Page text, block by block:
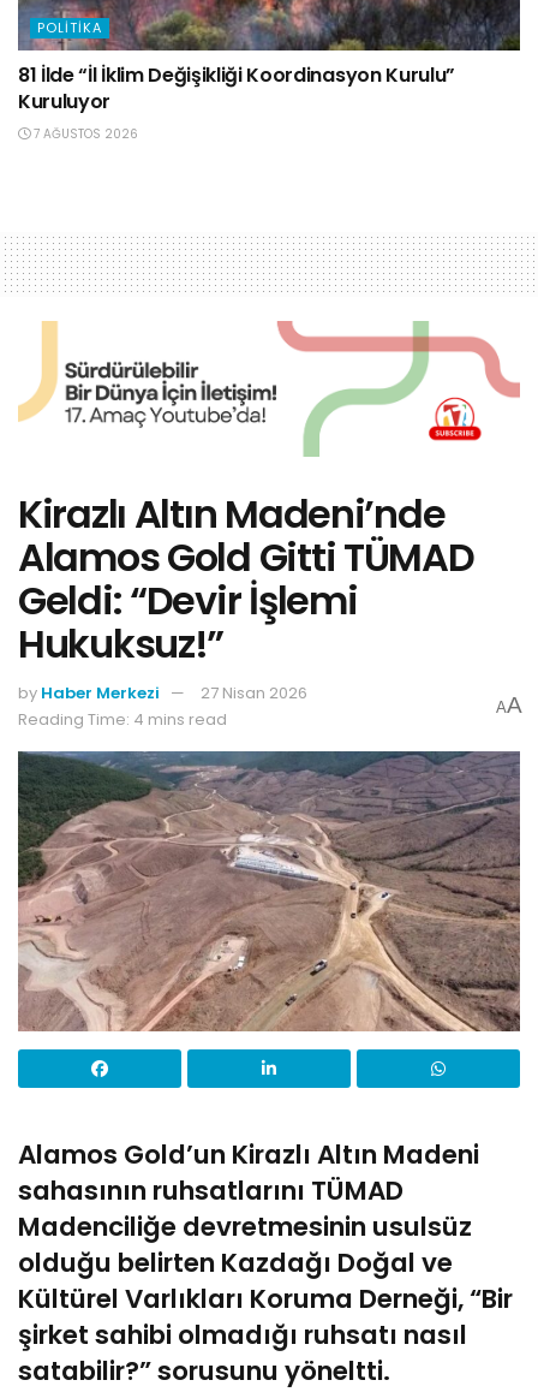
POLITIKA
81 İlde “İl İklim Değişikliği Koordinasyon Kurulu”
Kuruluyor
7 AĞUSTOS 2026
Kirazlı Altın Madeni’nde
Alamos Gold Gitti TÜMAD
Geldi: “Devir İşlemi
Hukuksuz!”
by Haber Merkezi
27 Nisan 2026
Reading Time: 4 mins read
AA
Alamos Gold’un Kirazlı Altın Madeni
sahasının ruhsatlarını TÜMAD
Madenciliğe devretmesinin usulsüz
olduğu belirten Kazdağı Doğal ve
Kültürel Varlıkları Koruma Derneği, “Bir
şirket sahibi olmadığı ruhsatı nasıl
satabilir?” sorusunu yöneltti.